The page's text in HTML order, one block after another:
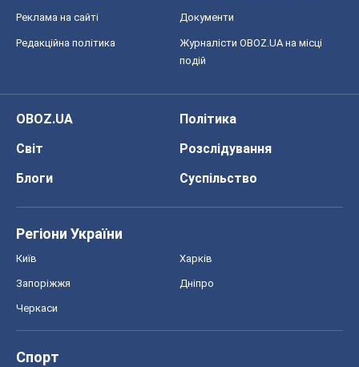
Реклама на сайті Документи
Редакційна політика
Журналісти OBOZ.UA на місці
подій
OBOZ.UA
Політика
Світ
Розслідування
Блоги
Суспільство
Регіони України
Київ Харків
Запоріжжя Дніпро
Черкаси
Спорт